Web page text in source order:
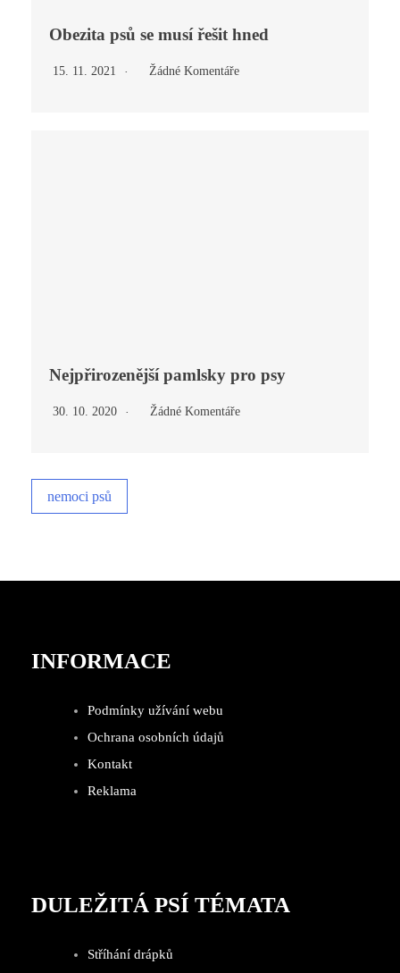
Obezita psů se musí řešit hned
15. 11. 2021 Žádné Komentáře
Nejpřirozenější pamlsky pro psy
30. 10. 2020 Žádné Komentáře
nemoci psů
INFORMACE
Podmínky užívání webu
Ochrana osobních údajů
Kontakt
Reklama
DULEŽITÁ PSÍ TÉMATA
Stříhání drápků